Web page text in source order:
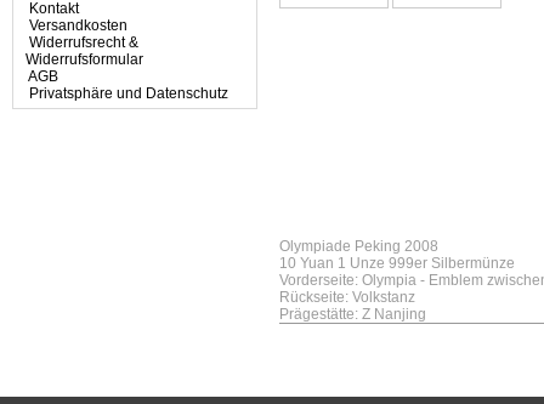
Olympiade Peking 2008
10 Yuan 1 Unze 999er Silbermünze
Vorderseite: Olympia - Emblem
Rückseite: Volkstanz
Prägestätte: Z Nanjing
Kontakt
Versandkosten
Widerrufsrecht &
Widerrufsformular
AGB
Privatsphäre und Datenschutz